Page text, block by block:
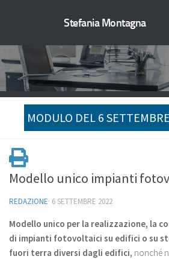
Stefania Montagna
MODULO DEL 6
Modello unico impianti
REDAZIONE· 6 SETTEMBRE 2022
Modello unico per la realizzazione, la
di impianti fotovoltaici su edifici o su
fuori terra diversi dagli edifici, nonché